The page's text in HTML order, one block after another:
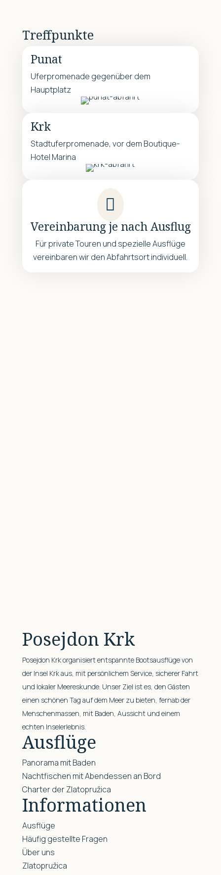
Treffpunkte
Punat
Uferpromenade gegenüber dem
Hauptplatz
Krk
Stadtuferpromenade, vor dem Boutique-
Hotel Marina

Vereinbarung je nach Ausflug
Für private Touren und spezielle Ausflüge
vereinbaren wir den Abfahrtsort individuell.
Posejdon Krk
Posejdon Krk organisiert entspannte Bootsausflüge von
der Insel Krk aus, mit persönlichem Service, sicherer Fahrt
und lokaler Meereskunde. Unser Ziel ist es, den Gästen
einen schönen Tag auf dem Meer zu bieten, fernab der
Menschenmassen, mit Baden, Aussicht und einem
echten Inselerlebnis.
Ausflüge
Panorama mit Baden
Nachtfischen mit Abendessen an Bord
Charter der Zlatopružica
Informationen
Ausflüge
Häufig gestellte Fragen
Über uns
Zlatopružica